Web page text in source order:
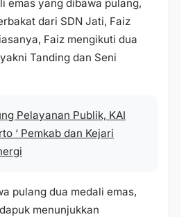
emas yang dibawa pulang,
dari SDN Jati, Faiz
Faiz mengikuti dua
Tanding dan Seni
Pelayanan Publik, KAI
‘ Pemkab dan Kejari
pulang dua medali emas,
menunjukkan